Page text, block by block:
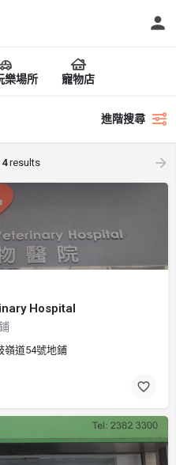
樂場所 寵物店
進階搜尋
4results
Hospital
嶺道54號地鋪